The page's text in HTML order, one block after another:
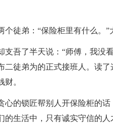
个徒弟：“保险柜里有什么。
支吾了半天说：“师傅，我没
二徒弟为的正式接班人。读
财。
心的锁匠帮别人开保险柜的
的生活中，只有诚实守信的